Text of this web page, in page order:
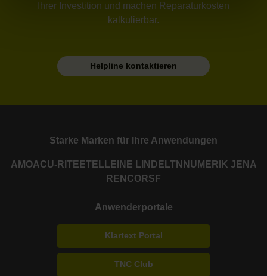
Ihrer Investition und machen Reparaturkosten
kalkulierbar.
Helpline kontaktieren
Starke Marken für Ihre Anwendungen
AMOACU-RITE ETEL LEINE LINDE LTN NUMERIK JENA
RENCORSF
Anwenderportale
Klartext Portal
TNC Club